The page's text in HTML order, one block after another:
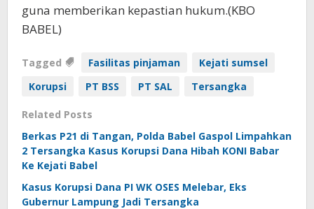
guna memberikan kepastian hukum.(KBO
BABEL)
Tagged Fasilitas pinjaman
Kejati sumsel
Korupsi
PT BSS PT SAL Tersangka
Related Posts
Berkas P21 di Tangan, Polda Babel Gaspol Limpahkan
2 Tersangka Kasus Korupsi Dana Hibah KONI Babar
Ke Kejati Babel
Kasus Korupsi Dana PI WK OSES Melebar, Eks
Gubernur Lampung Jadi Tersangka